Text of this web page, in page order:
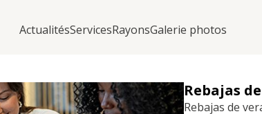
ActualitésServicesRayonsGalerie photos
Rebajas
Rebajas de